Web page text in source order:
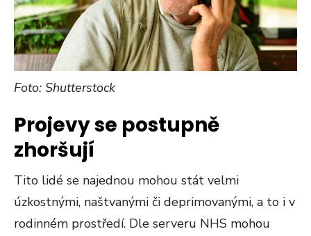
Foto: Shutterstock
Projevy se postupně
zhoršují
Tito lidé se najednou mohou stát velmi
úzkostnými, naštvanými či deprimovanými, a to i v
rodinném prostředí. Dle serveru NHS mohou